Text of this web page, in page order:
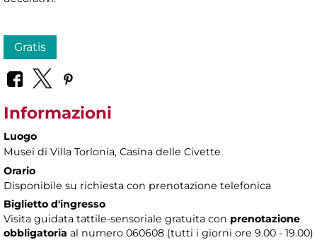
Gratis
Informazioni
Luogo
Musei di Villa Torlonia, Casina delle Civette
Orario
Disponibile su richiesta con prenotazione telefonica
Biglietto d'ingresso
Visita guidata tattile-sensoriale gratuita con prenotazione
obbligatoria al numero 060608 (tutti i giorni ore 9.00 - 19.00)